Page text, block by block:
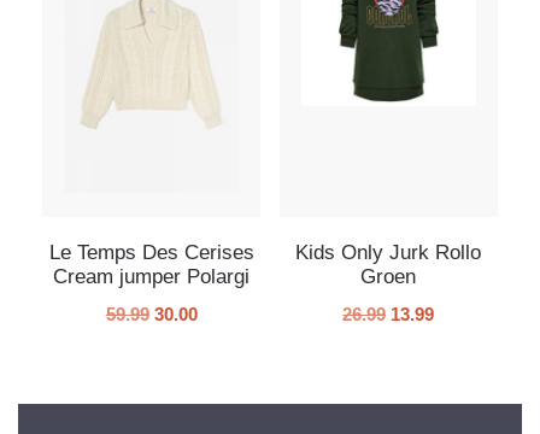
Le Temps Des Cerises
Cream jumper Polargi
59.99 30.00
Kids Only Jurk Rollo
Groen
26.99 13.99